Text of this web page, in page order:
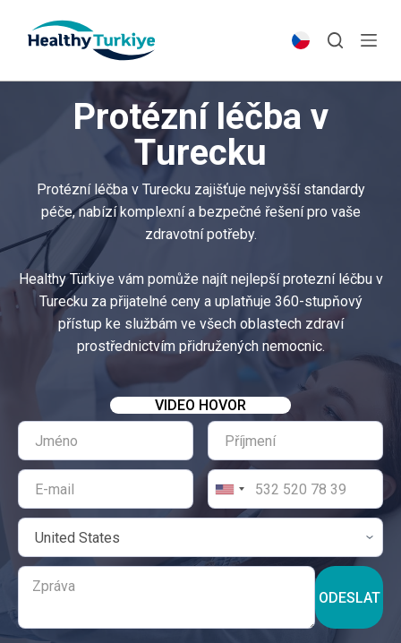
p
e
t
Protézní léčba v
Turecku
Protézní léčba v Turecku zajišťuje nejvyšší standardy
péče, nabízí komplexní a bezpečné řešení pro vaše
zdravotní potřeby.
Healthy Türkiye vám pomůže najít nejlepší protezní léčbu v
Turecku za přijatelné ceny a uplatňuje 360-stupňový
přístup ke službám ve všech oblastech zdraví
prostřednictvím přidružených nemocnic.
VIDEO HOVOR
ODESLAT